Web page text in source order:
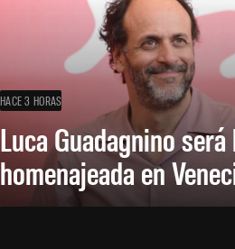
HACE 3 HORAS
Luca Guadagnino
homenajeada en